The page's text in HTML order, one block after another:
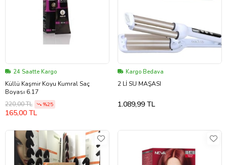
24 Saatte Kargo
Küllü Kaşmir Koyu Kumral Saç
Boyası 6.17
220,00 TL
%25
165,00 TL
Kargo Bedava
2 Lİ SU MAŞASI
1.089,99 TL